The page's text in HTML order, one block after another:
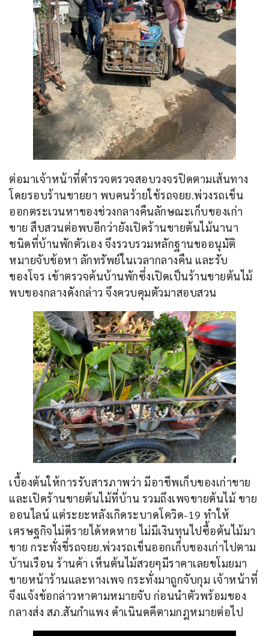
ต่อมาเจ้าหน้าที่ตำรวจตรวจสอบวงจรปิดตามเส้นทาง
โดยรอบร้านขายยา พบคนร้ายใช้รถจยย.พ่วงรถเข็น
ออกตระเวนหาของช่วงกลางคืนลักษณะเก็บของเก่า
ขาย สืบสวนต่อพบอีกว่ายังเปิดร้านขายต้นไม้นานา
ชนิดที่บ้านพักตัวเอง จึงรวบรวมหลักฐานขออนุมัติ
หมายจับข้อหา ลักทรัพย์ในเวลากลางคืน และรับ
ของโจร เข้าตรวจค้นบ้านพักซึ่งเปิดเป็นร้านขายต้นไม้
พบของกลางดังกล่าว จึงควบคุมตัวมาสอบสวน
เบื้องต้นให้การรับสารภาพว่า มีอาชีพเก็บของเก่าขาย
และเปิดร้านขายต้นไม้ที่บ้าน รวมถึงเพจขายต้นไม้ ขาย
ออนไลน์ แต่ระยะหลังเกิดระบาดโควิด-19 ทำให้
เศรษฐกิจไม่ดีรายได้หดหาย ไม่มีเงินทุนไปซื้อต้นไม้มา
ขาย กระทั่งขี่รถจยย.พ่วงรถเข็นออกเก็บของเก่าไปตาม
บ้านเรือน ร้านค้า เห็นต้นไม้สวยๆมีราคาเลยขโมยมา
ขายหน้าร้านและทางเพจ กระทั่งมาถูกจับกุม เจ้าหน้าที่
จึงแจ้งข้อกล่าวหาตามหมายจับ ก่อนนำตัวพร้อมของ
กลางส่ง สภ.สันกำแพง ดำเนินดคีตามกฎหมายต่อไป